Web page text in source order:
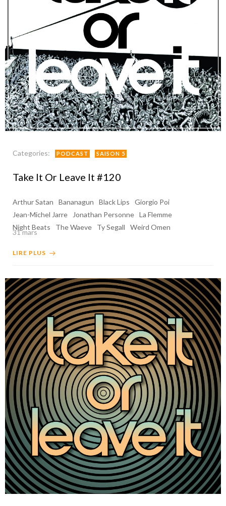
Categories: PODCAST SAISON 5
Take It Or Leave It #120
Arthur Satan Bananagun Black Lips
Giorgio Poi
Jean-Michel Jarre
Jonathan Personne La Flemme
Night Beats
The Waeve Ty Segall Weird Omen
31 mars
LIRE PLUS